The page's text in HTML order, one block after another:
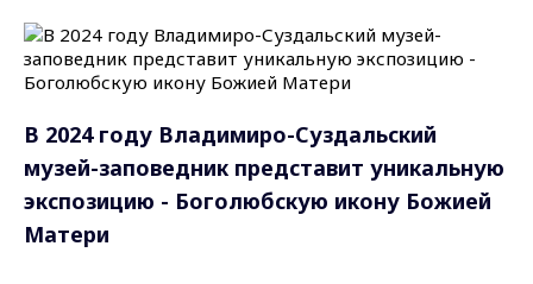
В 2024 году Владимиро-Суздальский
музей-заповедник представит уникальную
экспозицию - Боголюбскую икону Божией
Матери